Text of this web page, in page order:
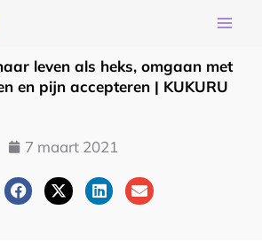
leven als heks, omgaan met
en pijn accepteren | KUKURU
7 maart 2021